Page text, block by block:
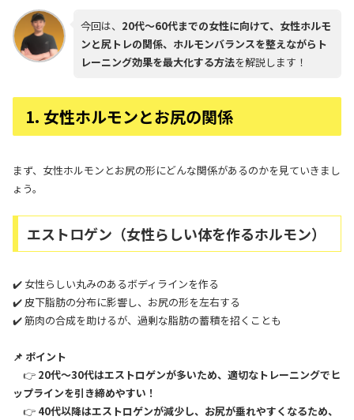
今回は、 20代〜60代までの女性に向けて、女性ホルモ
ンと尻トレの関係、ホルモンバランスを整えながらト
レーニング効果を最大化する方法を解説します！
1. 女性ホルモンとお尻の関係
まず、女性ホルモンとお尻の形にどんな関係があるのかを見ていきまし
ょう。
エストロゲン（女性らしい体を作るホルモン）
✔️ 女性らしい丸みのあるボディラインを作る
✔️ 皮下脂肪の分布に影響し、お尻の形を左右する
✔️ 筋肉の合成を助けるが、過剰な脂肪の蓄積を招くことも
📌 ポイント
👉 20代〜30代はエストロゲンが多いため、適切なトレーニングでヒ
ップラインを引き締めやすい！
👉 40代以降はエストロゲンが減少し、お尻が垂れやすくなるため、